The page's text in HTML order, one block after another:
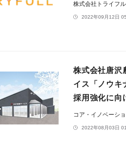
株式会社トライフル
2022年09月12日
株式会社唐沢
イス「ノウキ
採用強化に向
コア・イノベーシ
2022年08月03日